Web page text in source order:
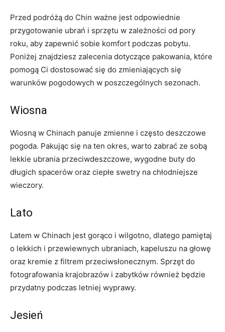
Przed podróżą⁤ do Chin ⁢ważne jest ⁣odpowiednie
przygotowanie ubrań i sprzętu w zależności od pory
⁤roku, aby zapewnić sobie komfort⁣ podczas pobytu.
Poniżej ⁤znajdziesz⁢ zalecenia dotyczące pakowania, ‍które
pomogą Ci ‍dostosować‌ się do zmieniających się
warunków pogodowych w poszczególnych sezonach.
Wiosna
Wiosną w Chinach panuje⁢ zmienne ‌i często ‌deszczowe
pogoda. Pakując się na ten okres, warto zabrać⁢ ze sobą
⁣lekkie ubrania przeciwdeszczowe, ⁤wygodne‌ buty do
długich⁤ spacerów oraz ciepłe ⁣swetry na ⁣chłodniejsze
wieczory.
Lato
Latem w⁣ Chinach jest ⁣gorąco i wilgotno, dlatego pamiętaj
‍o lekkich i przewiewnych ubraniach, kapeluszu na głowę
oraz kremie z filtrem‌ przeciwsłonecznym. Sprzęt do
fotografowania krajobrazów i zabytków również będzie
przydatny podczas ‍letniej wyprawy.
Jesień